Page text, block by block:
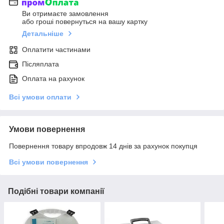
Ви отримаєте замовлення
або гроші повернуться на вашу картку
Детальніше
Оплатити частинами
Післяплата
Оплата на рахунок
Всі умови оплати
Умови повернення
Повернення товару впродовж 14 днів за рахунок покупця
Всі умови повернення
Подібні товари компанії